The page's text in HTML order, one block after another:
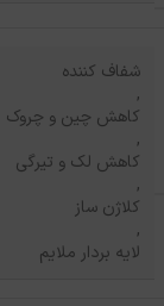
شفاف کننده
,
کاهش چین و چروک
,
کاهش لک و تیرگی
,
کلاژن ساز
,
لایه بردار ملایم